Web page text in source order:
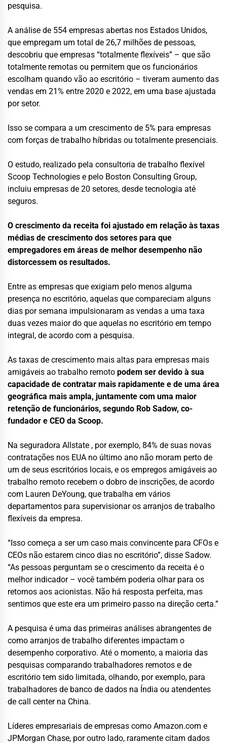
pesquisa.
A análise de 554 empresas abertas nos Estados Unidos,
que empregam um total de 26,7 milhões de pessoas,
descobriu que empresas “totalmente flexíveis” – que são
totalmente remotas ou permitem que os funcionários
escolham quando vão ao escritório – tiveram aumento das
vendas em 21% entre 2020 e 2022, em uma base ajustada
por setor.
Isso se compara a um crescimento de 5% para empresas
com forças de trabalho híbridas ou totalmente presenciais.
O estudo, realizado pela consultoria de trabalho flexível
Scoop Technologies e pelo Boston Consulting Group,
incluiu empresas de 20 setores, desde tecnologia até
seguros.
O crescimento da receita foi ajustado em relação às taxas
médias de crescimento dos setores para que
empregadores em áreas de melhor desempenho não
distorcessem os resultados.
Entre as empresas que exigiam pelo menos alguma
presença no escritório, aquelas que compareciam alguns
dias por semana impulsionaram as vendas a uma taxa
duas vezes maior do que aquelas no escritório em tempo
integral, de acordo com a pesquisa.
As taxas de crescimento mais altas para empresas mais
amigáveis ao trabalho remoto podem ser devido à sua
capacidade de contratar mais rapidamente e de uma área
geográfica mais ampla, juntamente com uma maior
retenção de funcionários, segundo Rob Sadow, co-
fundador e CEO da Scoop.
Na seguradora Allstate , por exemplo, 84% de suas novas
contratações nos EUA no último ano não moram perto de
um de seus escritórios locais, e os empregos amigáveis ao
trabalho remoto recebem o dobro de inscrições, de acordo
com Lauren DeYoung, que trabalha em vários
departamentos para supervisionar os arranjos de trabalho
flexíveis da empresa.
“Isso começa a ser um caso mais convincente para CFOs e
CEOs não estarem cinco dias no escritório”, disse Sadow.
“As pessoas perguntam se o crescimento da receita é o
melhor indicador – você também poderia olhar para os
retornos aos acionistas. Não há resposta perfeita, mas
sentimos que este era um primeiro passo na direção certa.”
A pesquisa é uma das primeiras análises abrangentes de
como arranjos de trabalho diferentes impactam o
desempenho corporativo. Até o momento, a maioria das
pesquisas comparando trabalhadores remotos e de
escritório tem sido limitada, olhando, por exemplo, para
trabalhadores de banco de dados na Índia ou atendentes
de call center na China.
Líderes empresariais de empresas como Amazon.com e
JPMorgan Chase, por outro lado, raramente citam dados